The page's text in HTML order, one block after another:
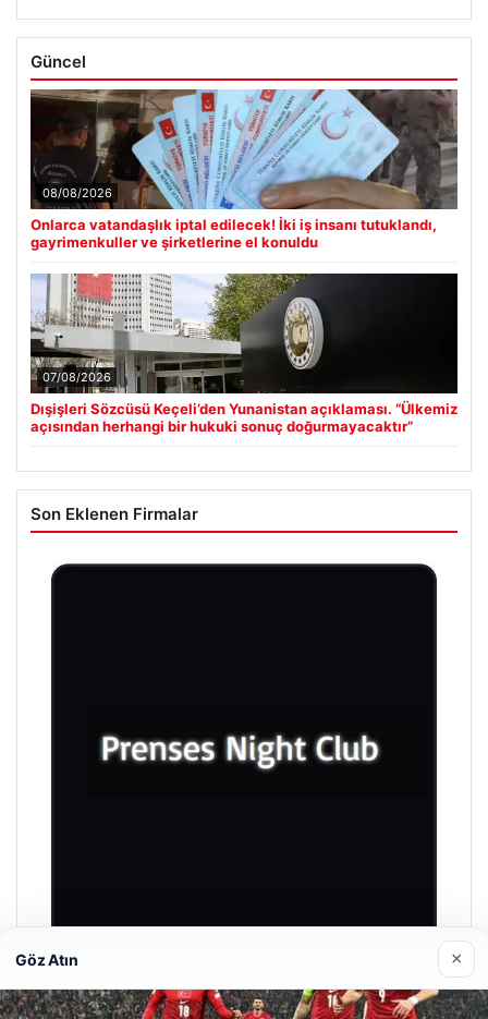
Güncel
08/08/2026
Onlarca vatandaşlık iptal edilecek! İki iş insanı tutuklandı,
gayrimenkuller ve şirketlerine el konuldu
07/08/2026
Dışişleri Sözcüsü Keçeli’den Yunanistan açıklaması. “Ülkemiz
açısından herhangi bir hukuki sonuç doğurmayacaktır”
Son Eklenen Firmalar
Prenses Night Club
Göz Atın ×